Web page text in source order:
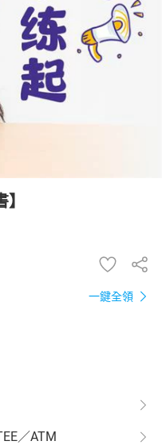
一鍵全領
／ATM